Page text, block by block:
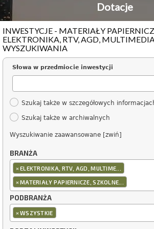
Dotacje
INWESTYCJE - MATERIAŁY
ELEKTRONIKA, RTV, AGD,
WYSZUKIWANIA
Słowa w przedmiocie inwestycji
Szukaj także w szczegółowych
Szukaj także w archiwalnych
Wyszukiwanie zaawansowane [zwiń]
BRANŻA
×ELEKTRONIKA, RTV, AGD, MULTIME...
×MATERIAŁY PAPIERNICZE, SZKOLNE...
PODBRANŻA
×WSZYSTKIE